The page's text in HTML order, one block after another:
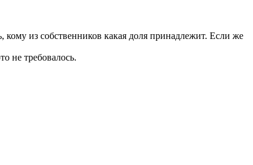
из собственников какая доля принадлежит. Если же
не требовалось.